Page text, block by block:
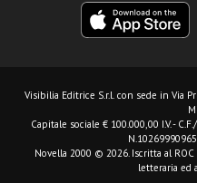
Visibilia Editrice S.r.l. con sede in Via
Capitale sociale € 100.000,00 I.V. -
Novella 2000 © 2026. Iscritta al
letteraria ed